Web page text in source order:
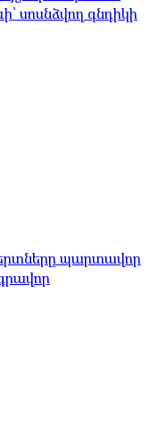
սոսնձվող գնդիկի
պարտավոր